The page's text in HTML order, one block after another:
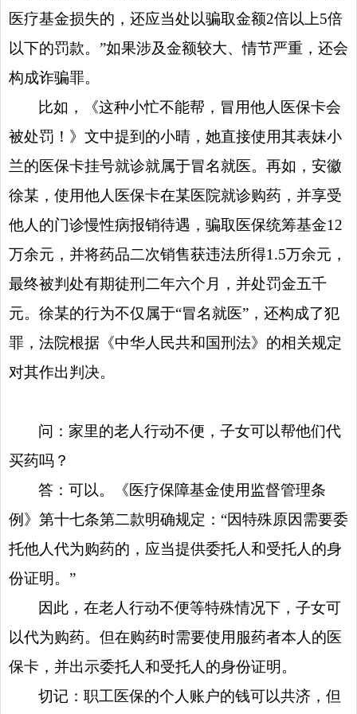
医疗基金损失的，还应当处以骗取金额2倍以上5倍
以下的罚款。”如果涉及金额较大、情节严重，还会
构成诈骗罪。
比如，《这种小忙不能帮，冒用他人医保卡会
被处罚！》文中提到的小晴，她直接使用其表妹小
兰的医保卡挂号就诊就属于冒名就医。再如，安徽
徐某，使用他人医保卡在某医院就诊购药，并享受
他人的门诊慢性病报销待遇，骗取医保统筹基金12
万余元，并将药品二次销售获违法所得1.5万余元，
最终被判处有期徒刑二年六个月，并处罚金五千
元。徐某的行为不仅属于“冒名就医”，还构成了犯
罪，法院根据 《中华人民共和国刑法》 的相关规定
对其作出判决。
问：家里的老人行动不便，子女可以帮他们代
买药吗？
答：可以。《医疗保障基金使用监督管理条
例》第十七条第二款明确规定：“因特殊原因需要委
托他人代为购药的，应当提供委托人和受托人的身
份证明。”
因此，在老人行动不便等特殊情况下，子女可
以代为购药。但在购药时需要使用服药者本人的医
保卡，并出示委托人和受托人的身份证明。
切记：职工医保的个人账户的钱可以共济，但